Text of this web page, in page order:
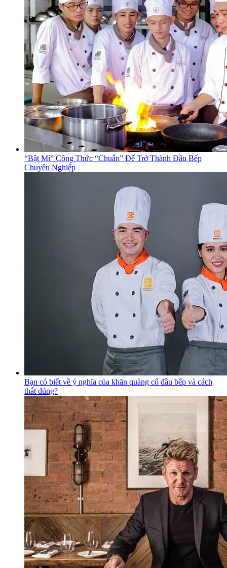
“Bật Mí” Công Thức “Chuẩn” Để Trở Thành Đầu Bếp
Chuyên Nghiệp
Bạn có biết về ý nghĩa của khăn quàng cổ đầu bếp và cách
thắt đúng?